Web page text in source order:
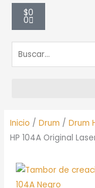
$0
0
Carrito
Inicio /Drum /Drum
HP 104A Original